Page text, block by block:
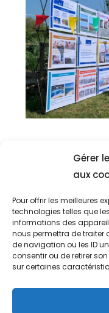
Gérer
aux
Pour offrir les meilleures
technologies telles que
informations des
nous permettra de traiter
de navigation ou les ID
consentir ou de retirer
sur certaines
27 rue de la
libération –
17650 St Denis